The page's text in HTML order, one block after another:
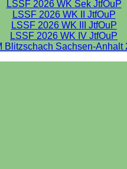
LSSF 2026 WK Sek JtfOuP
LSSF 2026 WK II JtfOuP
LSSF 2026 WK III JtfOuP
LSSF 2026 WK IV JtfOuP
Blitzschach Sachsen-Anhalt